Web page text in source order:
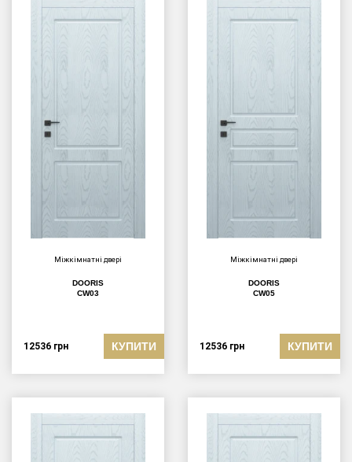
Міжкімнатні двері
DOORIS
CW03
12536 грн КУПИТИ
Міжкімнатні двері
DOORIS
CW05
12536 грн КУПИТИ